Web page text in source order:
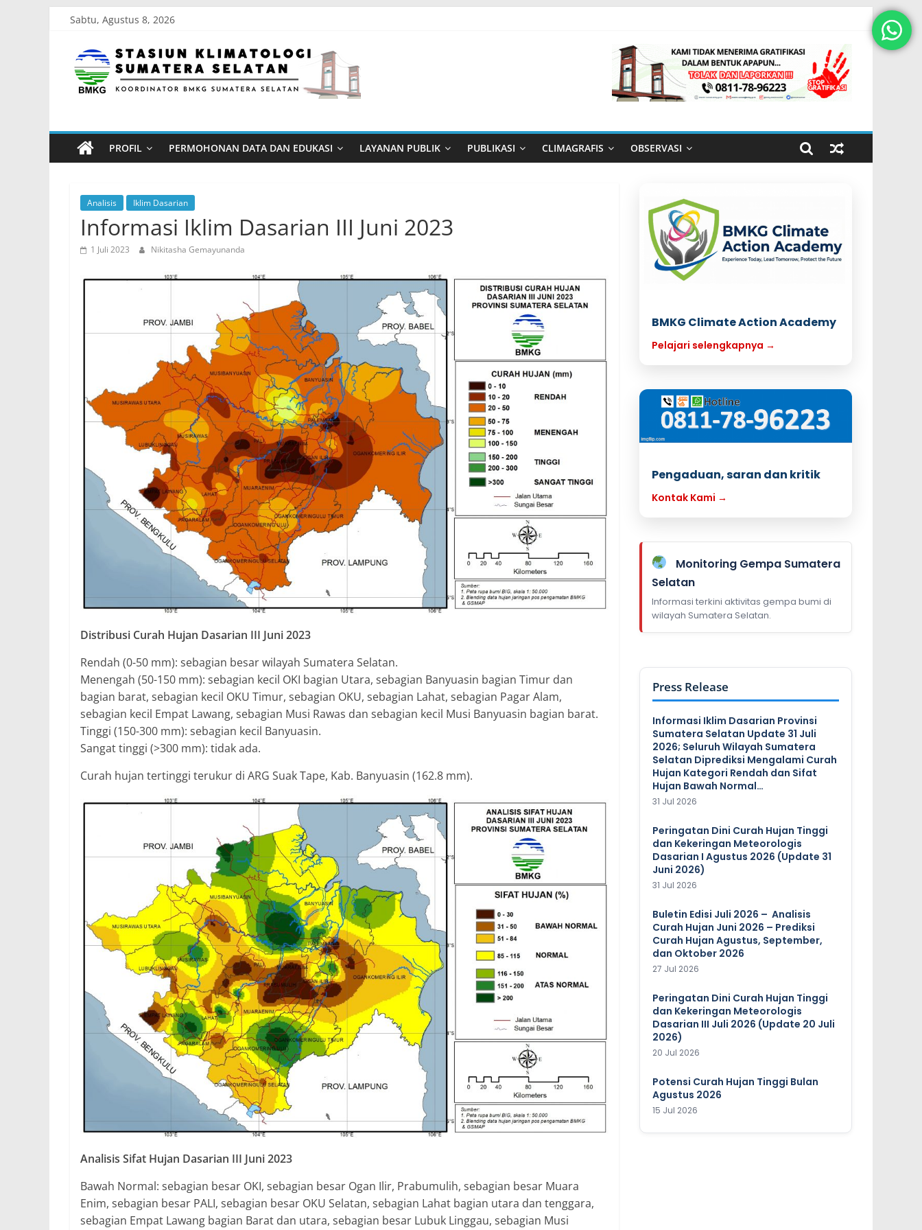
content
Sabtu, Agustus 8, 2026
Stasiun
Klimatologi
Sumatera
Selatan
Koordinator
BMKG
Sumatera
Selatan
PROFIL PERMOHONAN DATA DAN EDUKASI LAYANAN PUBLIK PUBLIKASI CLIMAGRAFIS OBSERVASI
Analisis Iklim Dasarian
Informasi Iklim Dasarian III Juni 2023
1 Juli 2023 Nikitasha Gemayunanda
Distribusi Curah Hujan Dasarian III Juni 2023
Rendah (0-50 mm): sebagian besar wilayah Sumatera Selatan.
Menengah (50-150 mm): sebagian kecil OKI bagian Utara, sebagian Banyuasin bagian Timur dan
bagian barat, sebagian kecil OKU Timur, sebagian OKU, sebagian Lahat, sebagian Pagar Alam,
sebagian kecil Empat Lawang, sebagian Musi Rawas dan sebagian kecil Musi Banyuasin bagian barat.
Tinggi (150-300 mm): sebagian kecil Banyuasin.
Sangat tinggi (>300 mm): tidak ada.
Curah hujan tertinggi terukur di ARG Suak Tape, Kab. Banyuasin (162.8 mm).
Analisis Sifat Hujan Dasarian III Juni 2023
Bawah Normal: sebagian besar OKI, sebagian besar Ogan Ilir, Prabumulih, sebagian besar Muara
Enim, sebagian besar PALI, sebagian besar OKU Selatan, sebagian Lahat bagian utara dan tenggara,
sebagian Empat Lawang bagian Barat dan utara, sebagian besar Lubuk Linggau, sebagian Musi
BMKG Climate Action Academy
Pelajari selengkapnya →
Pengaduan, saran dan kritik
Kontak Kami →
Monitoring Gempa Sumatera
Selatan
Informasi terkini aktivitas gempa bumi di
wilayah Sumatera Selatan.
Press Release
Informasi Iklim Dasarian Provinsi
Sumatera Selatan Update 31 Juli
2026; Seluruh Wilayah Sumatera
Selatan Diprediksi Mengalami Curah
Hujan Kategori Rendah dan Sifat
Hujan Bawah Normal…
31 Jul 2026
Peringatan Dini Curah Hujan Tinggi
dan Kekeringan Meteorologis
Dasarian I Agustus 2026 (Update 31
Juni 2026)
31 Jul 2026
Buletin Edisi Juli 2026 – Analisis
Curah Hujan Juni 2026 – Prediksi
Curah Hujan Agustus, September,
dan Oktober 2026
27 Jul 2026
Peringatan Dini Curah Hujan Tinggi
dan Kekeringan Meteorologis
Dasarian III Juli 2026 (Update 20 Juli
2026)
20 Jul 2026
Potensi Curah Hujan Tinggi Bulan
Agustus 2026
15 Jul 2026